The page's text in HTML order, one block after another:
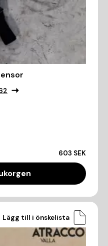
603 SEK
Lägg till i önskelista